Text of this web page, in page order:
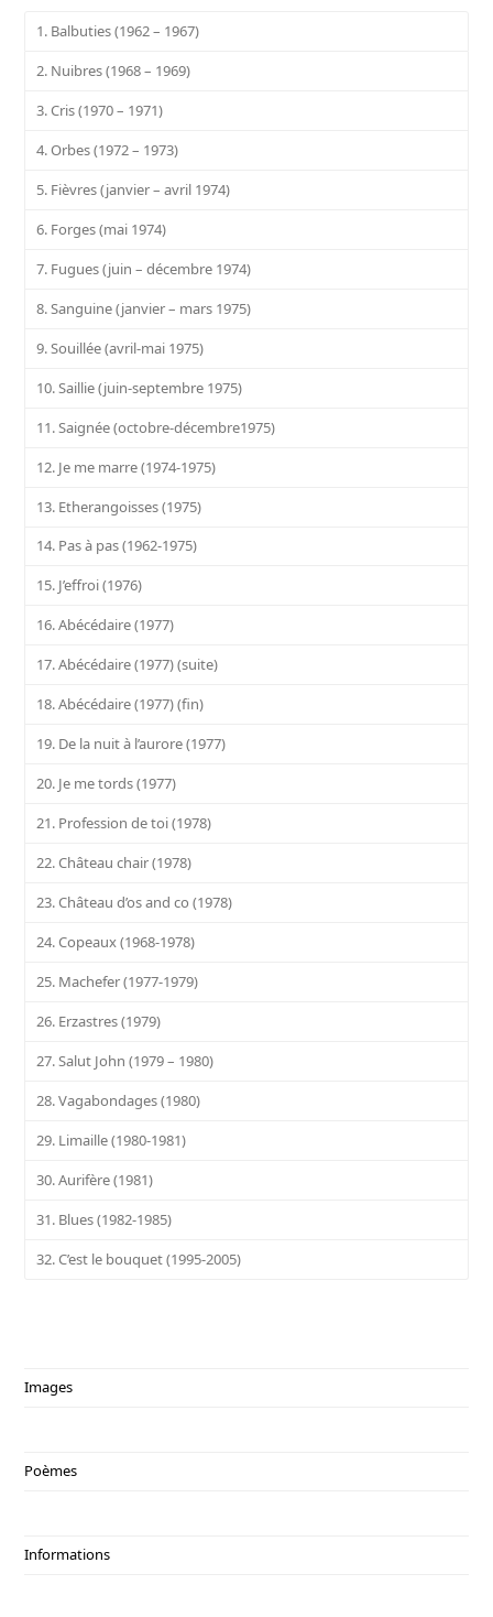
1. Balbuties (1962 – 1967)
2. Nuibres (1968 – 1969)
3. Cris (1970 – 1971)
4. Orbes (1972 – 1973)
5. Fièvres (janvier – avril 1974)
6. Forges (mai 1974)
7. Fugues (juin – décembre 1974)
8. Sanguine (janvier – mars 1975)
9. Souillée (avril-mai 1975)
10. Saillie (juin-septembre 1975)
11. Saignée (octobre-décembre1975)
12. Je me marre (1974-1975)
13. Etherangoisses (1975)
14. Pas à pas (1962-1975)
15. J’effroi (1976)
16. Abécédaire (1977)
17. Abécédaire (1977) (suite)
18. Abécédaire (1977) (fin)
19. De la nuit à l’aurore (1977)
20. Je me tords (1977)
21. Profession de toi (1978)
22. Château chair (1978)
23. Château d’os and co (1978)
24. Copeaux (1968-1978)
25. Machefer (1977-1979)
26. Erzastres (1979)
27. Salut John (1979 – 1980)
28. Vagabondages (1980)
29. Limaille (1980-1981)
30. Aurifère (1981)
31. Blues (1982-1985)
32. C’est le bouquet (1995-2005)
Images
Poèmes
Informations